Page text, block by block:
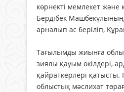
көрнекті мемлекет және
Бердібек
арналып ас беріліп,
Тағылымды жиынға
зиялы қауым өкілдері,
қайраткерлері қатысты.
облыстық мәслихат